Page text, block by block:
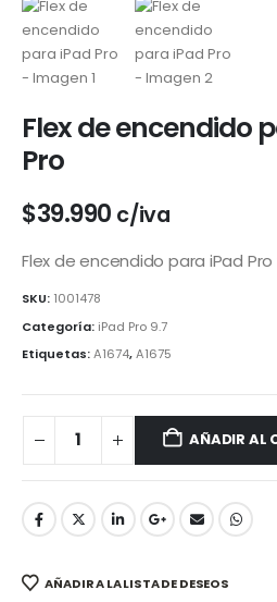
Flex de encendido
Pro
$39.990 c/iva
Flex de encendido para iPad Pro
SKU: 1001478
Categoría: iPad Pro 9.7
Etiquetas:A1674,A1675
AÑADIR AL
AÑADIR A LA LISTA DE DESEOS